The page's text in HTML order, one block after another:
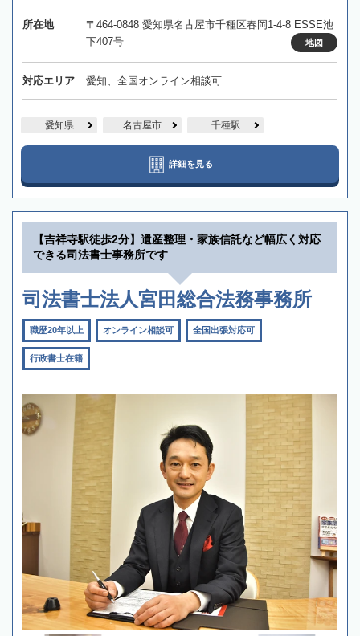
所在地
〒464-0848 愛知県名古屋市千種区春岡1-4-8 ESSE池
下407号
地図
対応エリア 愛知、全国オンライン相談可
愛知県 名古屋市 千種駅
詳細を見る
【吉祥寺駅徒歩2分】遺産整理・家族信託など幅広く対応
できる司法書士事務所です
司法書士法人宮田総合法務事務所
職歴20年以上 オンライン相談可 全国出張対応可
行政書士在籍